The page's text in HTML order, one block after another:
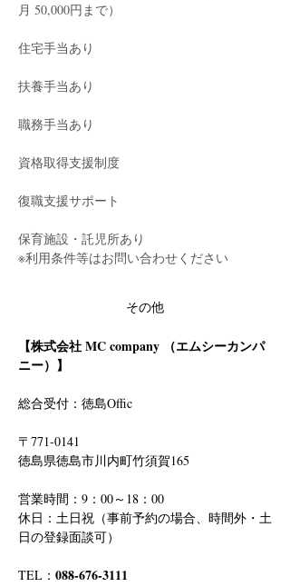
月 50,000円まで）
住宅手当あり
扶養手当あり
職務手当あり
資格取得支援制度
復職支援サポート
保育施設・託児所あり
※利用条件等はお問い合わせください
その他
【株式会社 MC company （エムシーカンパ
ニー）】
総合受付：徳島Offic
〒771-0141
徳島県徳島市川内町竹須賀165
営業時間：9：00～18：00
休日：土日祝（事前予約の場合、時間外・土
日の登録面談可）
TEL： 088-676-3111